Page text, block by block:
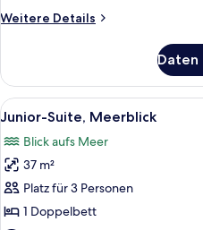
Weitere Details
Weitere
Suite,
Stadtblick
Daten
Alle
Fotos
für
Junior-
Suite,
Meerblick
3
Junior-Suite, Meerblick
Blick aufs Meer
37 m²
Platz für 3 Personen
1 Doppelbett